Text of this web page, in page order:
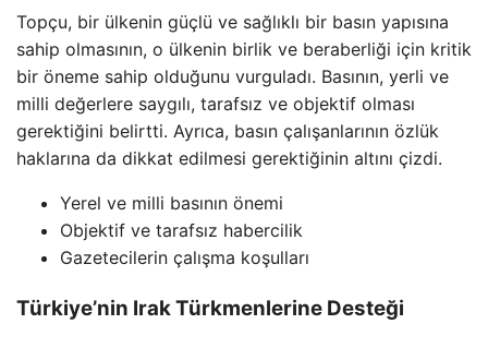
Topçu, bir ülkenin güçlü ve sağlıklı bir basın yapısına
sahip olmasının, o ülkenin birlik ve beraberliği için kritik
bir öneme sahip olduğunu vurguladı. Basının, yerli ve
milli değerlere saygılı, tarafsız ve objektif olması
gerektiğini belirtti. Ayrıca, basın çalışanlarının özlük
haklarına da dikkat edilmesi gerektiğinin altını çizdi.
Yerel ve milli basının önemi
Objektif ve tarafsız habercilik
Gazetecilerin çalışma koşulları
Türkiye’nin Irak Türkmenlerine Desteği